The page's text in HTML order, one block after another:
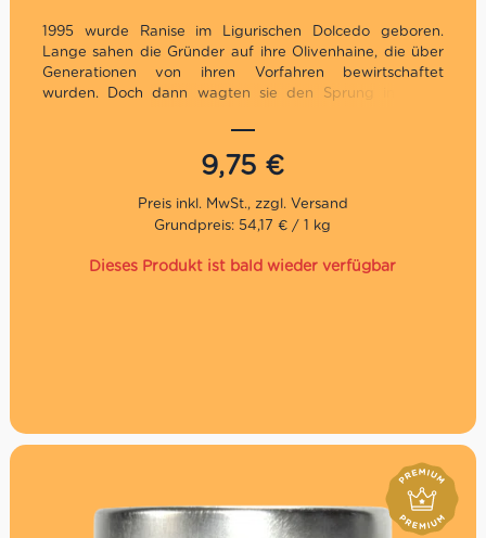
1995 wurde Ranise im Ligurischen Dolcedo geboren.
Lange sahen die Gründer auf ihre Olivenhaine, die über
Generationen von ihren Vorfahren bewirtschaftet
wurden. Doch dann wagten sie den Sprung ins kalte
Pressung bis zur Verpackung machten die mutigen
Gründer von Ranise alles selbst.
Die Mühe und Leidenschaft zahlten sich aus. In Imperia
öffnete Ranise einen größeren Standort. Seit 2013 ist das
Hauptquartier in Chiusanico. Das Sortiment erweiterte
sich auf authentische Spezialitäten aus Ligurien wie
Pesto, Kräuter sowie diesen Artischocken in Olivenöl.
9,75 €
Grundpreis: 54,17 € / 1 kg
Dieses Produkt ist bald wieder verfügbar